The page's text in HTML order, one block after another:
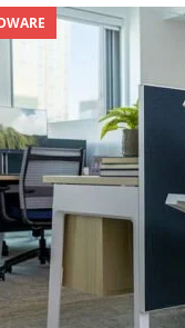
C5100 a
pizzerii
[ 06-05-
SOFTWARE